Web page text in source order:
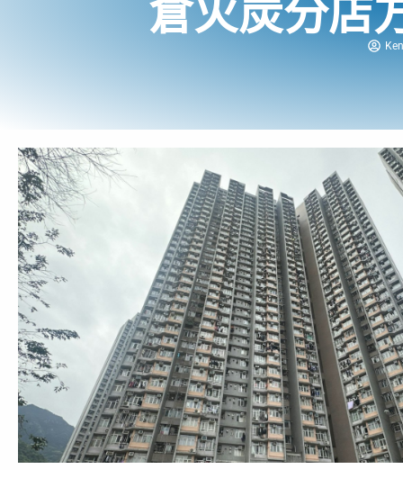
倉火炭分店